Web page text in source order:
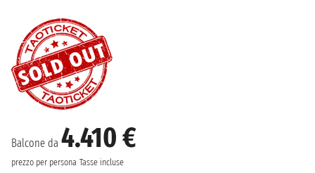
Balcone da 4.410 €
prezzo per persona Tasse incluse